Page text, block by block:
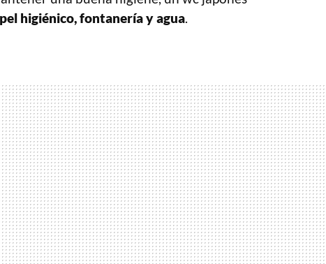
higiénico, fontanería y agua.